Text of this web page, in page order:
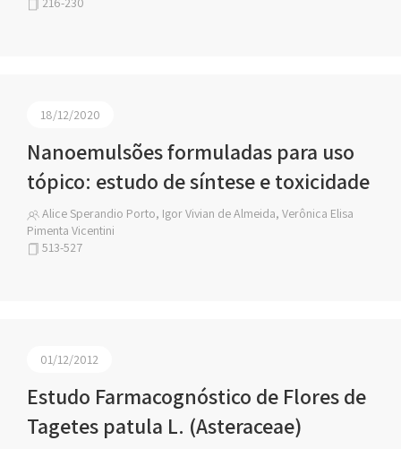
18/12/2020
Nanoemulsões formuladas para uso
tópico: estudo de síntese e toxicidade
Alice Sperandio Porto, Igor Vivian de Almeida, Verônica Elisa
Pimenta Vicentini
513-527
01/12/2012
Estudo Farmacognóstico de Flores de
Tagetes patula L. (Asteraceae)